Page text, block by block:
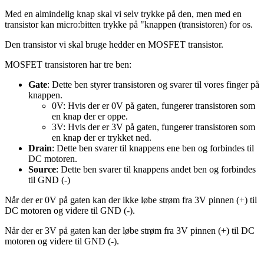
Med en almindelig knap skal vi selv trykke på den, men med en
transistor kan micro:bitten trykke på "knappen (transistoren) for os.
Den transistor vi skal bruge hedder en MOSFET transistor.
MOSFET transistoren har tre ben:
Gate: Dette ben styrer transistoren og svarer til vores finger på
knappen.
0V: Hvis der er 0V på gaten, fungerer transistoren som
en knap der er oppe.
3V: Hvis der er 3V på gaten, fungerer transistoren som
en knap der er trykket ned.
Drain: Dette ben svarer til knappens ene ben og forbindes til
DC motoren.
Source: Dette ben svarer til knappens andet ben og forbindes
til GND (-)
Når der er 0V på gaten kan der ikke løbe strøm fra 3V pinnen (+) til
DC motoren og videre til GND (-).
Når der er 3V på gaten kan der løbe strøm fra 3V pinnen (+) til DC
motoren og videre til GND (-).